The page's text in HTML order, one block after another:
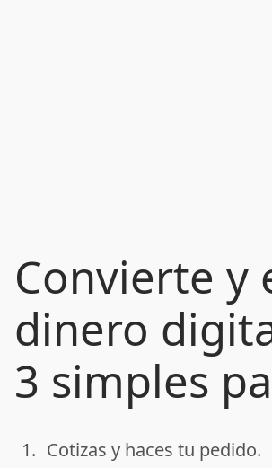
Convierte y
dinero
3 simples
done
1. Cotizas y haces tu pedido.